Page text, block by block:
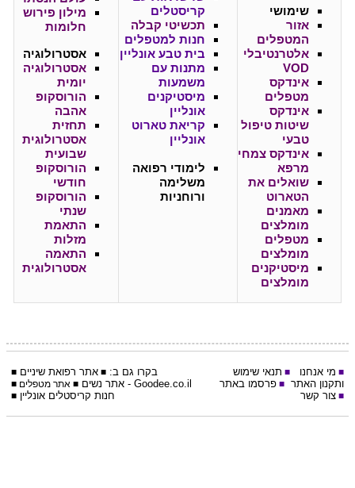
שימושי
אזור
המטפלים
אלטרנטיבלי
VOD
אינדקס
מטפלים
אינדקס
שיטות טיפול
טבעי
אינדקס צמחי
מרפא
שואלים את
הטארוט
מאמנים
מומלצים
מטפלים
מומלצים
מיסטיקנים
מומלצים
קריסטלים
תכשיטי קבלה
חנות למטפלים
בית טבע אונליין
מתנות עם
משמעות
מיסטיקנים
אונליין
קריאת טארוט
אונליין
לימודי רפואה
משלימה
ורוחניות
מילון פירוש
חלומות
אסטרולוגיה
אסטרולוגיה
יומית
הורוסקופ
אהבה
תחזית
אסטרולוגית
שבועית
הורוסקופ
חודשי
הורוסקופ
שנתי
התאמת
מזלות
התאמה
אסטרולוגית
■ מי אנחנו ■ תנאי שימוש
ותקנון האתר ■ פרסמו באתר
■ צור קשר
בקרו גם ב: ■ אתר רפואת שיניים ■
Goodee.co.il - אתר נשים ■ אתר מטפלים ■
חנות קריסטלים אונליין ■